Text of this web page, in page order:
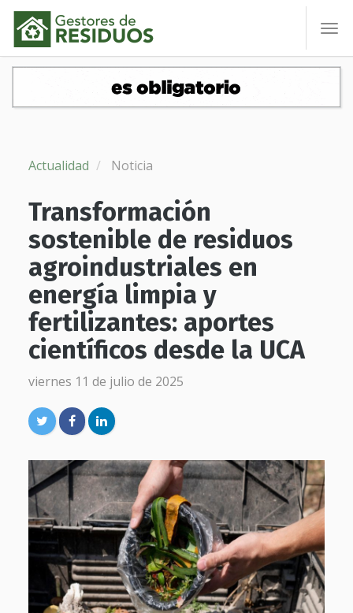
Actualidad Noticia
Transformación
sostenible de residuos
agroindustriales en
energía limpia y
fertilizantes: aportes
científicos desde la UCA
viernes 11 de julio de 2025